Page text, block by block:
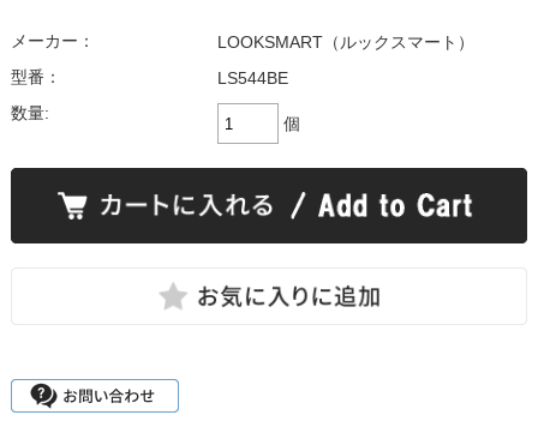
メーカー：
LOOKSMART（ルックスマート）
型番：
LS544BE
数量:
個